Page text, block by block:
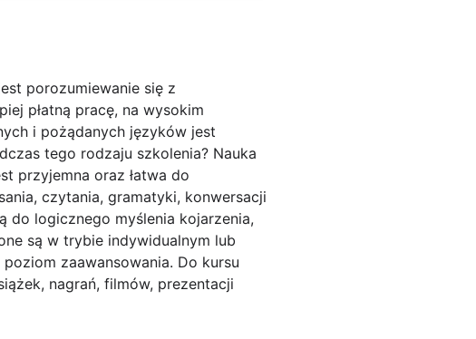
porozumiewanie się z
płatną pracę, na wysokim
i pożądanych języków jest
tego rodzaju szkolenia? Nauka
przyjemna oraz łatwa do
czytania, gramatyki, konwersacji
do logicznego myślenia kojarzenia,
są w trybie indywidualnym lub
zaawansowania. Do kursu
nagrań, filmów, prezentacji